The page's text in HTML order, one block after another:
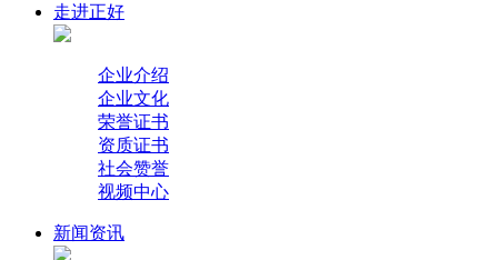
走进正好
企业介绍
企业文化
荣誉证书
资质证书
社会赞誉
视频中心
新闻资讯